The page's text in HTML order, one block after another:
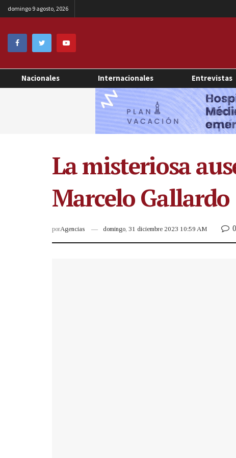
domingo 9 agosto, 2026
Nacionales Internacionales Entrevistas
La misteriosa
Marcelo Gallardo
porAgencias domingo, 31 diciembre 2023 10:59 AM 0